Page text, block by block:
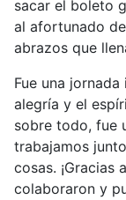
sacar el boleto
al afortunado
abrazos que
Fue una
alegría y el
sobre todo, fue
trabajamos
cosas.
colaboraron y